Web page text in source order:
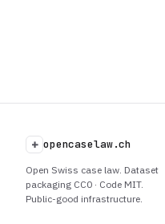
+ opencaselaw.ch
Open Swiss case law. Dataset
packaging CC0 · Code MIT.
Public-good infrastructure.